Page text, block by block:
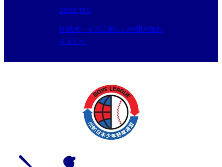
2022.11.5
札幌ボーイズに新しい仲間が加わ
りました